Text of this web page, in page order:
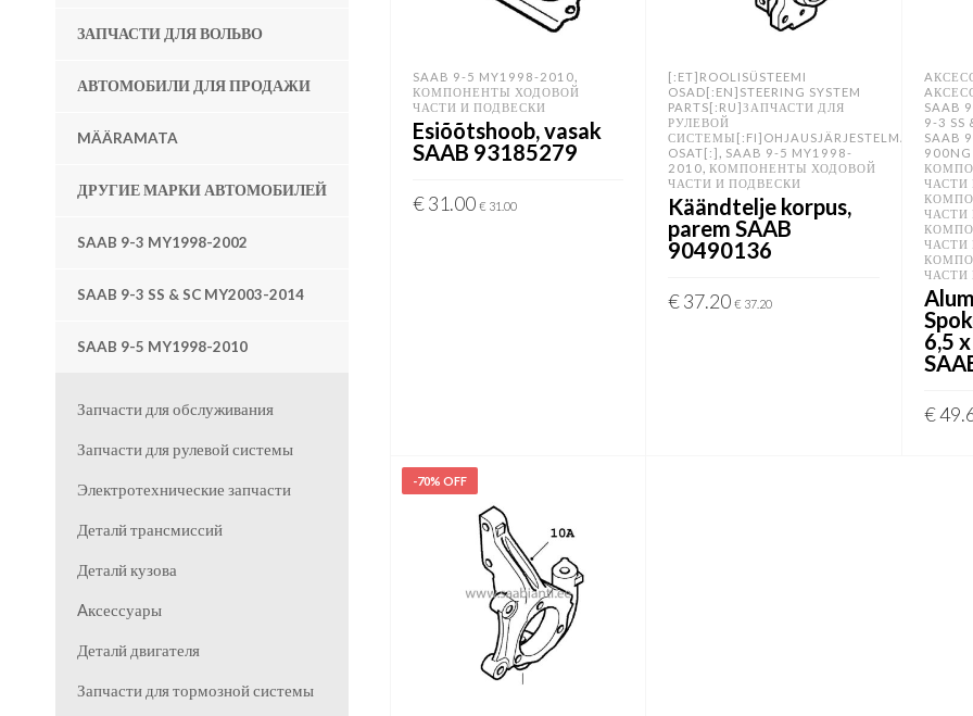
ЗАПЧАСТИ ДЛЯ ВОЛЬВО
АВТОМОБИЛИ ДЛЯ ПРОДАЖИ
MÄÄRAMATA
ДРУГИЕ МАРКИ АВТОМОБИЛЕЙ
SAAB 9-3 MY1998-2002
SAAB 9-3 SS & SC MY2003-2014
SAAB 9-5 MY1998-2010
Запчасти для обслуживания
Запчасти для рулевой системы
Электротехнические запчасти
Деталй трансмиссий
Деталй кузова
Aксессуары
Деталй двигателя
Запчасти для тормозной системы
SAAB 9-5 MY1998-2010
КОМПОНЕНТЫ ХОДОВОЙ
ЧАСТИ И ПОДВЕСКИ
Esiõõtshoob, vasak
SAAB 93185279
€31.00 € 31.00
[:ET]ROOLISÜSTEEMI
OSAD[:EN]STEERING SYSTEM
PARTS[:RU]ЗАПЧАСТИ ДЛЯ
РУЛЕВОЙ
СИСТЕМЫ[:FI]OHJAUSJÄRJESTELMÄN
OSAT[:]
SAAB 9-5 MY1998-
2010 ,КОМПОНЕНТЫ ХОДОВОЙ
ЧАСТИ И ПОДВЕСКИ
Käändtelje korpus,
parem SAAB
90490136
€37.20 € 37.20
SAAB
9-3 SS
SAAB
ЧАСТИ
ЧАСТИ
ЧАСТИ
ЧАСТИ
6,5
€
-70% OFF